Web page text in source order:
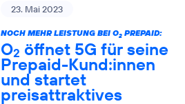
23. Mai 2023
NOCH MEHR LEISTUNG BEI O2PREPAID:
O2 öffnet 5G für seine
Prepaid-Kund:innen
und startet
preisattraktives